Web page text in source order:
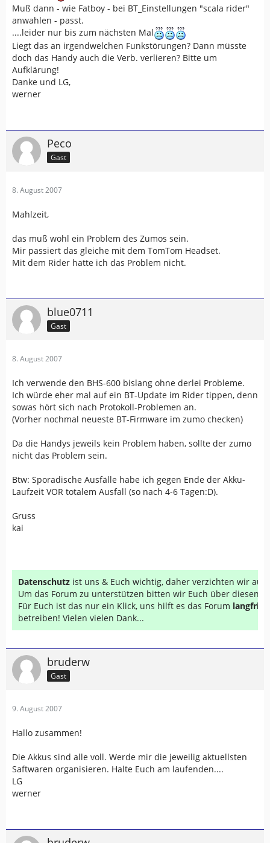
Muß dann - wie Fatboy - bei BT_Einstellungen "scala rider"
anwahlen - passt.
....leider nur bis zum nächsten Mal
Liegt das an irgendwelchen Funkstörungen? Dann müsste
doch das Handy auch die Verb. verlieren? Bitte um
Aufklärung!
Danke und LG,
werner
Peco
Gast
8. August 2007
Mahlzeit,
das muß wohl ein Problem des Zumos sein.
Mir passiert das gleiche mit dem TomTom Headset.
Mit dem Rider hatte ich das Problem nicht.
blue0711
Gast
8. August 2007
Ich verwende den BHS-600 bislang ohne derlei Probleme.
Ich würde eher mal auf ein BT-Update im Rider tippen, denn
sowas hört sich nach Protokoll-Problemen an.
(Vorher nochmal neueste BT-Firmware im zumo checken)
Da die Handys jeweils kein Problem haben, sollte der zumo
nicht das Problem sein.
Btw: Sporadische Ausfälle habe ich gegen Ende der Akku-
Laufzeit VOR totalem Ausfall (so nach 4-6 Tagen:D).
Gruss
kai
Datenschutz ist uns & Euch wichtig, daher verzichten wir auf
Um das Forum zu unterstützen bitten wir Euch über diesen
Für Euch ist das nur ein Klick, uns hilft es das Forum
betreiben! Vielen vielen Dank...
bruderw
Gast
9. August 2007
Hallo zusammen!
Die Akkus sind alle voll. Werde mir die jeweilig aktuellsten
Saftwaren organisieren. Halte Euch am laufenden....
LG
werner